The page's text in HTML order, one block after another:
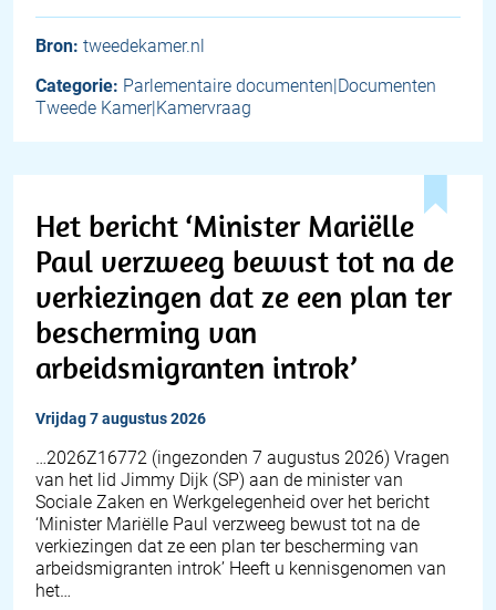
Bron: tweedekamer.nl
Categorie: Parlementaire documenten|Documenten
Tweede Kamer|Kamervraag
Het bericht ‘Minister Mariëlle
Paul verzweeg bewust tot na de
verkiezingen dat ze een plan ter
bescherming van
arbeidsmigranten introk’
vrijdag 7 augustus 2026
… 2026Z16772 (ingezonden 7 augustus 2026) Vragen
van het lid Jimmy Dijk (SP) aan de minister van
Sociale Zaken en Werkgelegenheid over het bericht
‘Minister Mariëlle Paul verzweeg bewust tot na de
verkiezingen dat ze een plan ter bescherming van
arbeidsmigranten introk’ Heeft u kennisgenomen van
het…